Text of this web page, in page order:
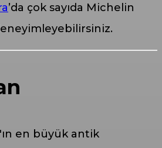
’da çok sayıda Michelin